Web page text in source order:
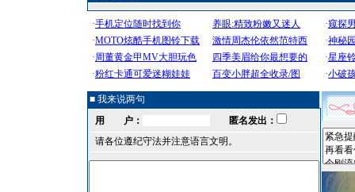
■ 我来说两句
用 户：
匿名发出：
请各位遵纪守法并注意语言文明。